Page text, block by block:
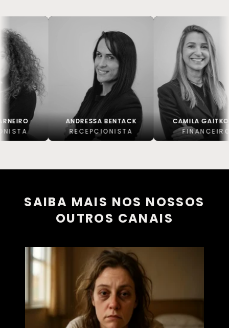
ANDRESSA BENTACK
RECEPCIONISTA
CAMILA GAITKOSKI
FINANCEIRO
SAIBA MAIS NOS NOSSOS
OUTROS CANAIS